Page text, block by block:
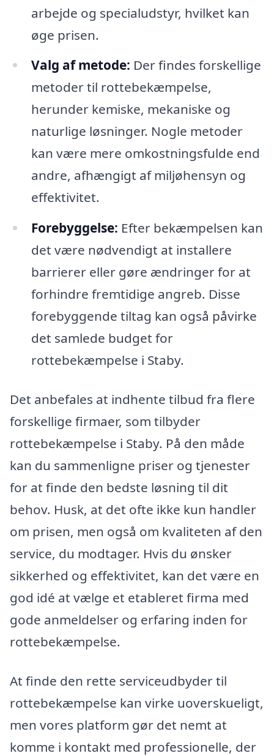
arbejde og specialudstyr, hvilket kan
øge prisen.
Valg af metode: Der findes forskellige
metoder til rottebekæmpelse,
herunder kemiske, mekaniske og
naturlige løsninger. Nogle metoder
kan være mere omkostningsfulde end
andre, afhængigt af miljøhensyn og
effektivitet.
Forebyggelse: Efter bekæmpelsen kan
det være nødvendigt at installere
barrierer eller gøre ændringer for at
forhindre fremtidige angreb. Disse
forebyggende tiltag kan også påvirke
det samlede budget for
rottebekæmpelse i Staby.
Det anbefales at indhente tilbud fra flere
forskellige firmaer, som tilbyder
rottebekæmpelse i Staby. På den måde
kan du sammenligne priser og tjenester
for at finde den bedste løsning til dit
behov. Husk, at det ofte ikke kun handler
om prisen, men også om kvaliteten af den
service, du modtager. Hvis du ønsker
sikkerhed og effektivitet, kan det være en
god idé at vælge et etableret firma med
gode anmeldelser og erfaring inden for
rottebekæmpelse.
At finde den rette serviceudbyder til
rottebekæmpelse kan virke uoverskueligt,
men vores platform gør det nemt at
komme i kontakt med professionelle, der